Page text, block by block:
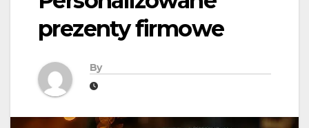
prezenty firmowe
By